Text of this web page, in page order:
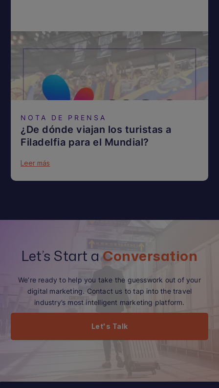
NOTA DE PRENSA
¿De dónde viajan los turistas a
Filadelfia para el Mundial?
Leer más
Let’s Start a Conversation
We’re ready to help you take the guesswork out of your
digital marketing. Contact us to tap into the travel
industry’s most intelligent marketing platform.
Let's Talk